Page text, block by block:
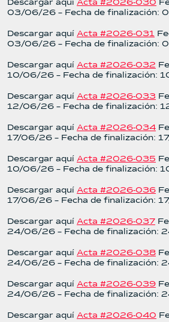
Descargar aquí Acta #2026-030
03/06/26 – Fecha de finalización:
Descargar aquí Acta #2026-031
03/06/26 – Fecha de finalización:
Descargar aquí Acta #2026-032
10/06/26 – Fecha de finalización:
Descargar aquí Acta #2026-033
12/06/26 – Fecha de finalización:
Descargar aquí Acta #2026-034
17/06/26 – Fecha de finalización:
Descargar aquí Acta #2026-035
10/06/26 – Fecha de finalización:
Descargar aquí Acta #2026-036
17/06/26 – Fecha de finalización:
Descargar aquí Acta #2026-037
24/06/26 – Fecha de finalización:
Descargar aquí Acta #2026-038
24/06/26 – Fecha de finalización:
Descargar aquí Acta #2026-039
24/06/26 – Fecha de finalización:
Descargar aquí Acta #2026-040